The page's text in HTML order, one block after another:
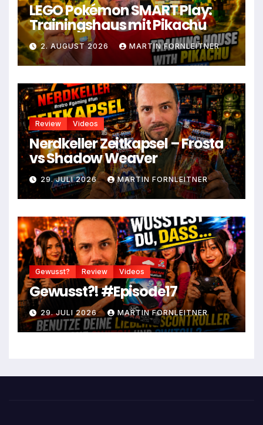
LEGO Pokémon SMART Play:
Trainingshaus mit Pikachu
2. AUGUST 2026 MARTIN FORNLEITNER
Review Videos
Nerdkeller Zeitkapsel – Frosta
vs Shadow Weaver
29. JULI 2026 MARTIN FORNLEITNER
Gewusst? Review Videos
Gewusst?! #Episode17
29. JULI 2026 MARTIN FORNLEITNER